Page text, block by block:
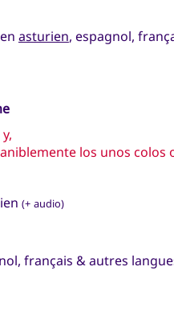
asturien, espagnol,
los unos colos
(+ audio)
français & autres